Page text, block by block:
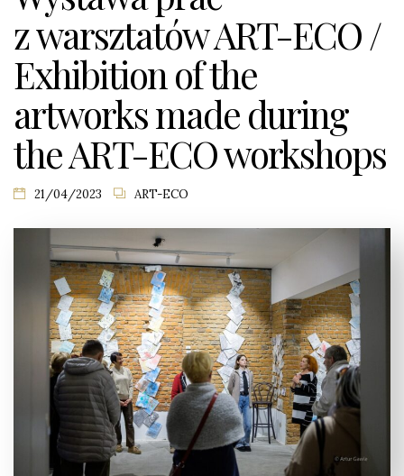
z warsztatów ART-ECO /
Exhibition of the
artworks made during
the ART-ECO workshops
21/04/2023 ART-ECO